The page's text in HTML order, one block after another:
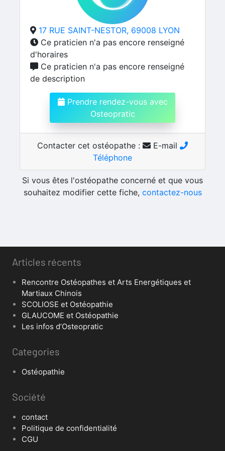
17 RUE SAINT-NESTOR, 69008 LYON
Ce praticien n'a pas encore renseigné
d'horaires
Ce praticien n'a pas encore renseigné
de description
Prendre rendez-vous avec
Osteopratic
Contacter cet ostéopathe :
E-mail
Téléphone
Si vous êtes l'ostéopathe concerné et que vous
souhaitez modifier cette fiche, contactez-nous
Articles récents
Rencontre Ostéopathes et Arts Energétiques et
Martiaux Chinois
SCOLIOSE et Ostéopathie
GLAUCOME et Ostéopathie
Les infos d’Osteopratic
Categories
Ostéopathie
Société
contact
Politique de confidentialité
CGU